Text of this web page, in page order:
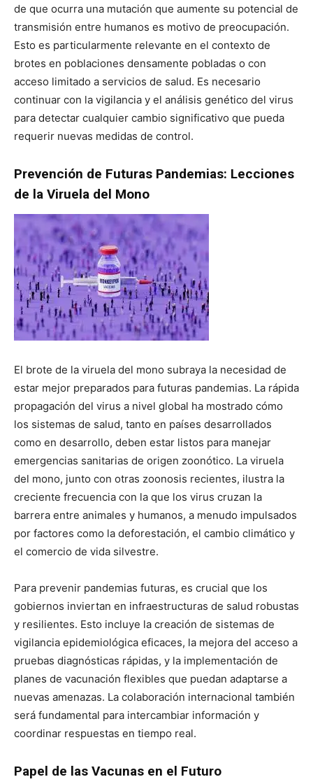
de que ocurra una mutación que aumente su potencial de
transmisión entre humanos es motivo de preocupación.
Esto es particularmente relevante en el contexto de
brotes en poblaciones densamente pobladas o con
acceso limitado a servicios de salud. Es necesario
continuar con la vigilancia y el análisis genético del virus
para detectar cualquier cambio significativo que pueda
requerir nuevas medidas de control.
Prevención de Futuras Pandemias: Lecciones
de la Viruela del Mono
El brote de la viruela del mono subraya la necesidad de
estar mejor preparados para futuras pandemias. La rápida
propagación del virus a nivel global ha mostrado cómo
los sistemas de salud, tanto en países desarrollados
como en desarrollo, deben estar listos para manejar
emergencias sanitarias de origen zoonótico. La viruela
del mono, junto con otras zoonosis recientes, ilustra la
creciente frecuencia con la que los virus cruzan la
barrera entre animales y humanos, a menudo impulsados
por factores como la deforestación, el cambio climático y
el comercio de vida silvestre.
Para prevenir pandemias futuras, es crucial que los
gobiernos inviertan en infraestructuras de salud robustas
y resilientes. Esto incluye la creación de sistemas de
vigilancia epidemiológica eficaces, la mejora del acceso a
pruebas diagnósticas rápidas, y la implementación de
planes de vacunación flexibles que puedan adaptarse a
nuevas amenazas. La colaboración internacional también
será fundamental para intercambiar información y
coordinar respuestas en tiempo real.
Papel de las Vacunas en el Futuro